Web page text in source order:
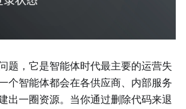
题，它是智能体时代最主要的运营失
个智能体都会在各供应商、内部服务
出一圈资源。当你通过删除代码来退